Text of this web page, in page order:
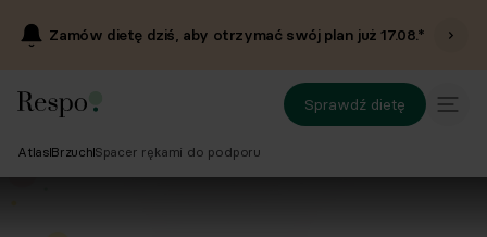
Zamów dietę dziś, aby otrzymać swój plan już17.08.*
Sprawdź dietę
Atlas BrzuchSpacer rękami do podporu